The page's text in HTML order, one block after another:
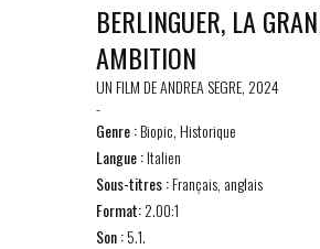
BERLINGUER, LA
AMBITION
UN FILM DE ANDREA SEGRE, 2024
-
Genre :Biopic, Historique
Langue :Italien
Sous-titres :Français, anglais
Format:2.00:1
Son :5.1.